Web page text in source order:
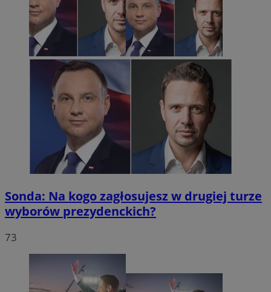
Sonda: Na kogo zagłosujesz w drugiej turze
wyborów prezydenckich?
73